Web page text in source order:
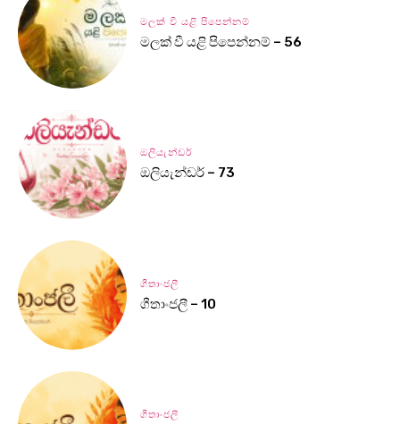
මලක් වී යළි පිපෙන්නම්
මලක් වී යළි පිපෙන්නම් – 56
ඔලියැන්ඩර්
ඔලියැන්ඩර් – 73
ගීතාංජලී
ගීතාංජලී – 10
ගීතාංජලී